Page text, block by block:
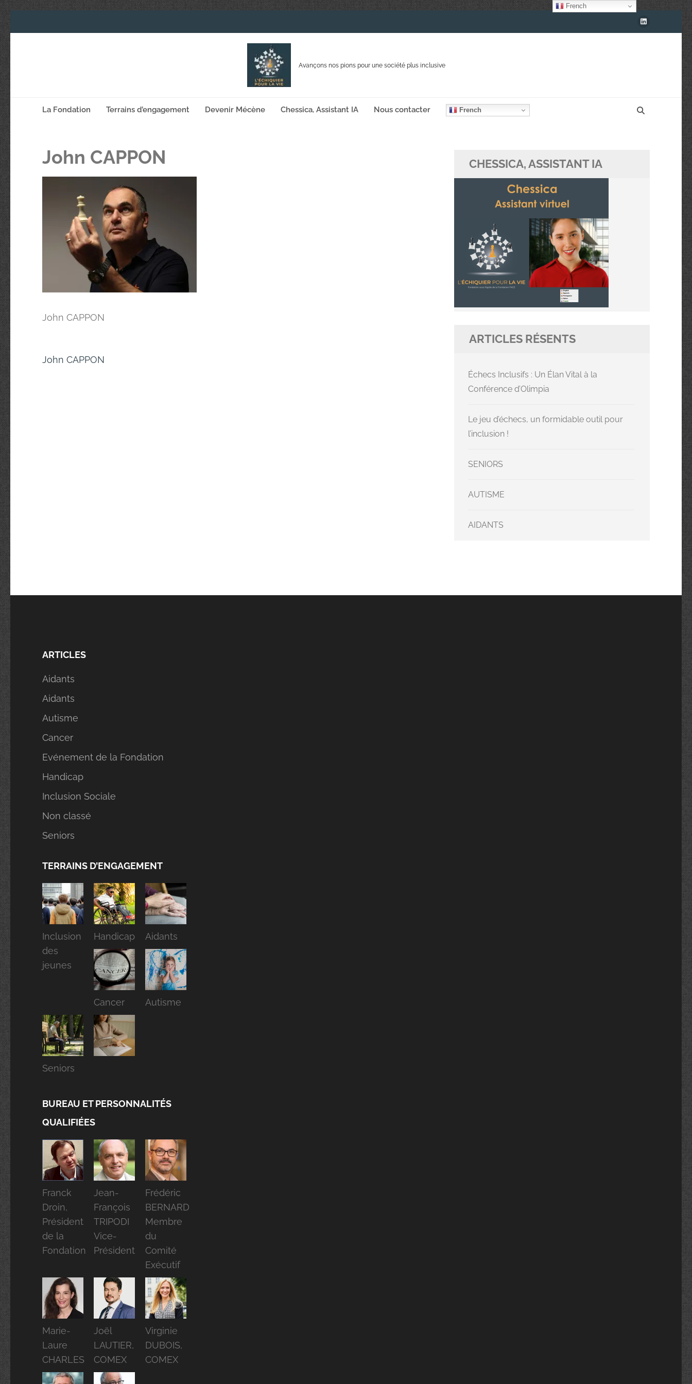
Avançons nos pions pour une société plus inclusive
La Fondation Terrains d’engagement Devenir Mécène Chessica, Assistant IA Nous contacter French
John CAPPON
John CAPPON
Navigation
John CAPPON
CHESSICA, ASSISTANT IA
ARTICLES RÉSENTS
Échecs Inclusifs : Un Élan Vital à la
Conférence d’Olimpia
Le jeu d’échecs, un formidable outil pour
l’inclusion !
SENIORS
AUTISME
AIDANTS
ARTICLES
Aidants
Aidants
Autisme
Cancer
Evénement de la Fondation
Handicap
Inclusion Sociale
Non classé
Seniors
TERRAINS D’ENGAGEMENT
Inclusion
des
jeunes
Handicap Aidants
Cancer Autisme
Seniors
BUREAU ET PERSONNALITÉS
QUALIFIÉES
Franck
Droin,
Président
de la
Fondation
Jean-
François
TRIPODI
Vice-
Président
Frédéric
BERNARD
Membre
du
Comité
Exécutif
Marie-
Laure
CHARLES
Joël
LAUTIER,
COMEX
Virginie
DUBOIS,
COMEX
French